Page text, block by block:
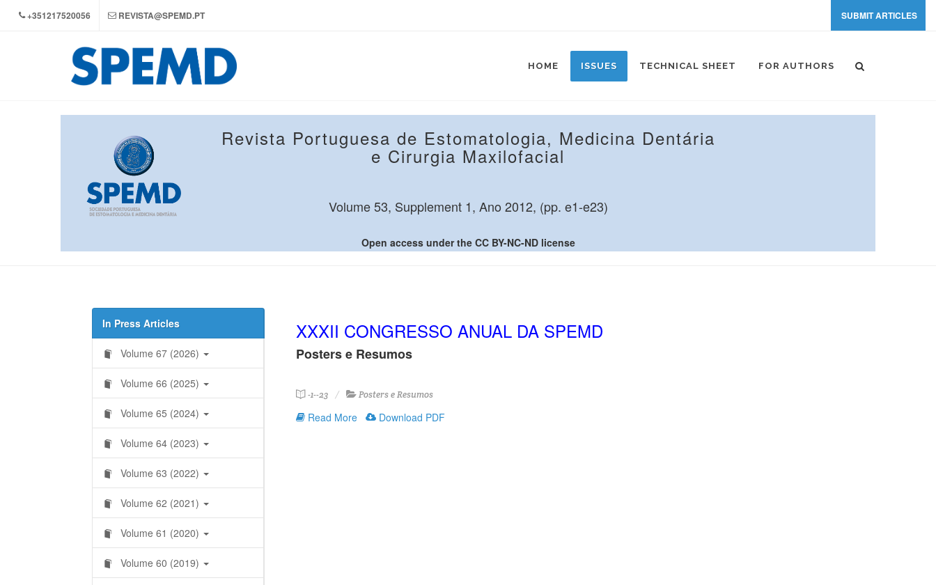
+351217520056 REVISTA@SPEMD.PT SUBMIT ARTICLES
HOME ISSUES TECHNICAL SHEET FOR AUTHORS
Revista Portuguesa de Estomatologia, Medicina Dentária
e Cirurgia Maxilofacial
Volume 53, Supplement 1, Ano 2012, (pp. e1-e23)
Open access under the CC BY-NC-ND license
In Press Articles
Volume 67 (2026)
Volume 66 (2025)
Volume 65 (2024)
Volume 64 (2023)
Volume 63 (2022)
Volume 62 (2021)
Volume 61 (2020)
Volume 60 (2019)
XXXII CONGRESSO ANUAL DA SPEMD
Posters e Resumos
-1--23 Posters e Resumos
Read More Download PDF